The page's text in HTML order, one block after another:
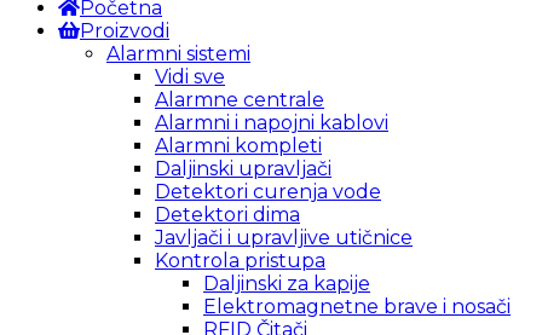
Početna
Proizvodi
Alarmni sistemi
Vidi sve
Alarmne centrale
Alarmni i napojni kablovi
Alarmni kompleti
Daljinski upravljači
Detektori curenja vode
Detektori dima
Javljači i upravljive utičnice
Kontrola pristupa
Daljinski za kapije
Elektromagnetne brave i nosači
RFID Čitači